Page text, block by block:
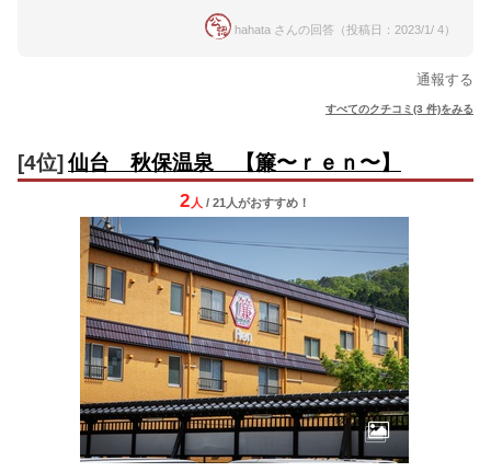
hahata さんの回答（投稿日：2023/1/ 4）
通報する
すべてのクチコミ(3 件)をみる
[4位] 仙台 秋保温泉 【簾〜ｒｅｎ〜】
2 人 / 21人がおすすめ！